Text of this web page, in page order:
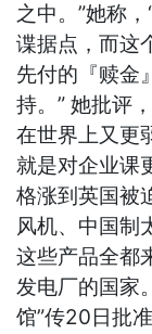
之中。”她称
谍据点，而这
先付的『赎金
持。” 她批评
在世界上又更
就是对企业课
格涨到英国被
风机、中国制
这些产品全都
发电厂的国家
馆”传20日批